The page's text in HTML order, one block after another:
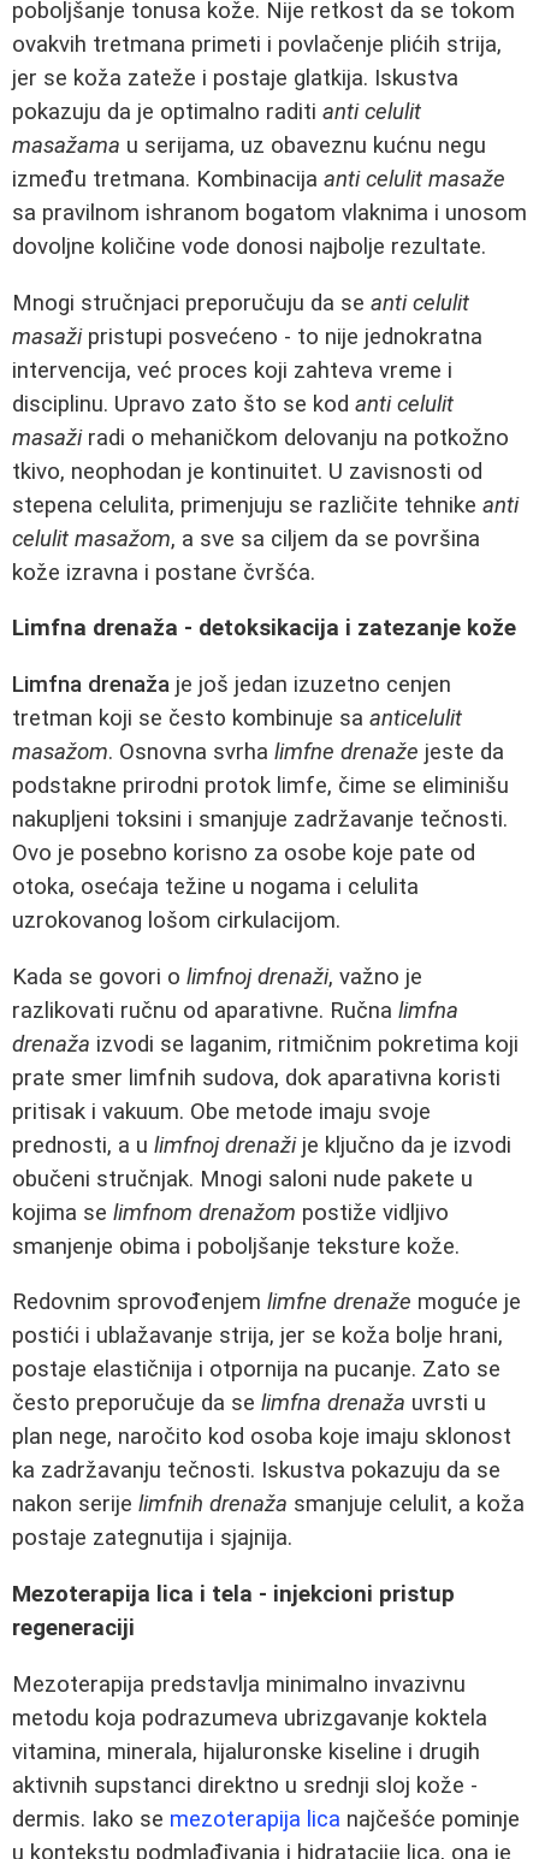
poboljšanje tonusa kože. Nije retkost da se tokom
ovakvih tretmana primeti i povlačenje plićih strija,
jer se koža zateže i postaje glatkija. Iskustva
pokazuju da je optimalno raditi anti celulit
masažama u serijama, uz obaveznu kućnu negu
između tretmana. Kombinacija anti celulit masaže
sa pravilnom ishranom bogatom vlaknima i unosom
dovoljne količine vode donosi najbolje rezultate.
Mnogi stručnjaci preporučuju da se anti celulit
masažipristupi posvećeno - to nije jednokratna
intervencija, već proces koji zahteva vreme i
disciplinu. Upravo zato što se kod anti celulit
masažiradi o mehaničkom delovanju na potkožno
tkivo, neophodan je kontinuitet. U zavisnosti od
stepena celulita, primenjuju se različite tehnike anti
celulit masažom, a sve sa ciljem da se površina
kože izravna i postane čvršća.
Limfna drenaža - detoksikacija i zatezanje kože
Limfna drenaža je još jedan izuzetno cenjen
tretman koji se često kombinuje sa anticelulit
masažom. Osnovna svrha limfne drenaže jeste da
podstakne prirodni protok limfe, čime se eliminišu
nakupljeni toksini i smanjuje zadržavanje tečnosti.
Ovo je posebno korisno za osobe koje pate od
otoka, osećaja težine u nogama i celulita
uzrokovanog lošom cirkulacijom.
Kada se govori o limfnoj drenaži, važno je
razlikovati ručnu od aparativne. Ručna limfna
drenaža izvodi se laganim, ritmičnim pokretima koji
prate smer limfnih sudova, dok aparativna koristi
pritisak i vakuum. Obe metode imaju svoje
prednosti, a u limfnoj drenažije ključno da je izvodi
obučeni stručnjak. Mnogi saloni nude pakete u
kojima se limfnom drenažom postiže vidljivo
smanjenje obima i poboljšanje teksture kože.
Redovnim sprovođenjem limfne drenaže moguće je
postići i ublažavanje strija, jer se koža bolje hrani,
postaje elastičnija i otpornija na pucanje. Zato se
često preporučuje da se limfna drenaža uvrsti u
plan nege, naročito kod osoba koje imaju sklonost
ka zadržavanju tečnosti. Iskustva pokazuju da se
nakon serije limfnih drenaža smanjuje celulit, a koža
postaje zategnutija i sjajnija.
Mezoterapija lica i tela - injekcioni pristup
regeneraciji
Mezoterapija predstavlja minimalno invazivnu
metodu koja podrazumeva ubrizgavanje koktela
vitamina, minerala, hijaluronske kiseline i drugih
aktivnih supstanci direktno u srednji sloj kože -
dermis. Iako se mezoterapija lica najčešće pominje
u kontekstu podmlađivanja i hidratacije lica, ona je